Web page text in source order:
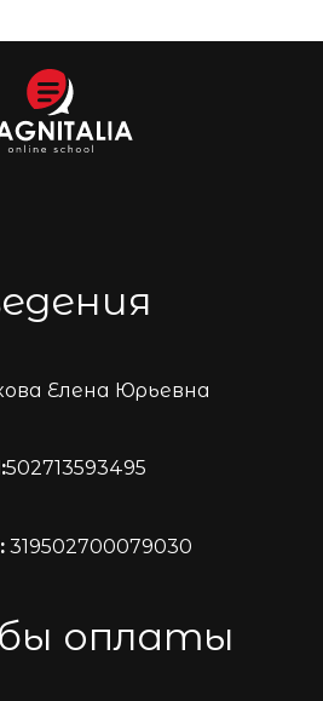
Елена Юрьевна
502713593495
319502700079030
оплаты